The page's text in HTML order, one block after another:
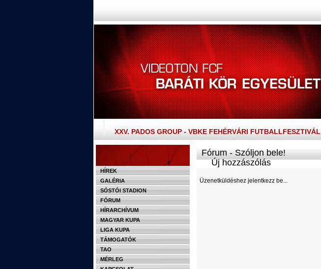
XXV. PADOS GROUP - VBKE FEHÉRVÁRI FUTBALLFESZTIVÁL
HÍREK
GALÉRIA
SÓSTÓI STADION
FÓRUM
HÍRARCHÍVUM
MAGYAR KUPA
LIGA KUPA
TÁMOGATÓK
TAO
MÉRLEG
Fórum - Szóljon bele!
Új hozzászólás
Üzenetküldéshez jelentkezz be...